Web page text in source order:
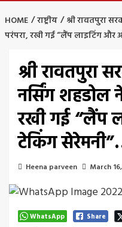
HOME राष्ट्रीय
श्री रावतपुरा
परंपरा, रखी गई “लैंप लाइटिंग
श्री रावतपुरा
नर्सिंग शहडोल
रखी गई “लैंप
टेकिंग
Heena parveen March
WhatsApp Share